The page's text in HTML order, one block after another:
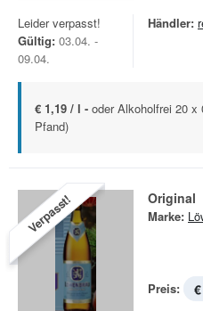
Leider verpasst!
Gültig: 03.04. -
09.04.
Händler:
€ 1,19 / l - oder Alkoholfrei 20 x
Pfand)
Verpasst! Original
Marke:
Preis: